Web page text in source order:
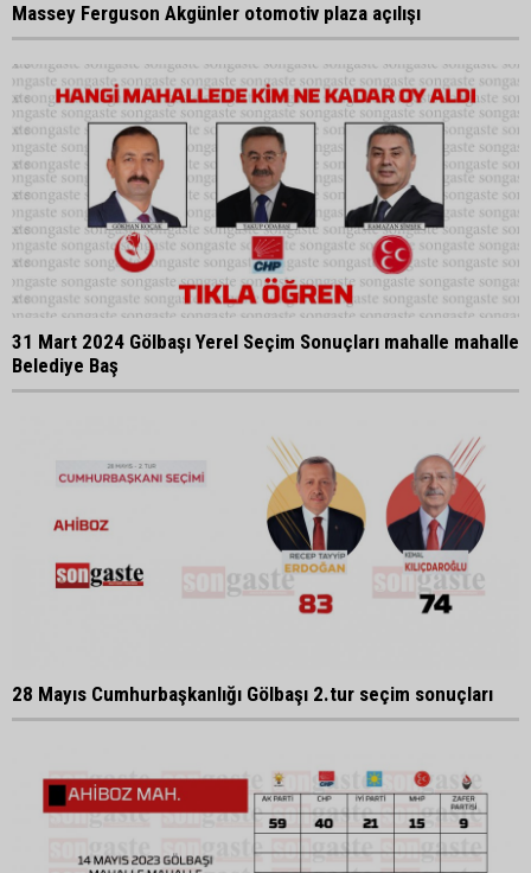
Massey Ferguson Akgünler otomotiv plaza açılışı
31 Mart 2024 Gölbaşı Yerel Seçim Sonuçları mahalle mahalle
Belediye Baş
28 Mayıs Cumhurbaşkanlığı Gölbaşı 2.tur seçim sonuçları